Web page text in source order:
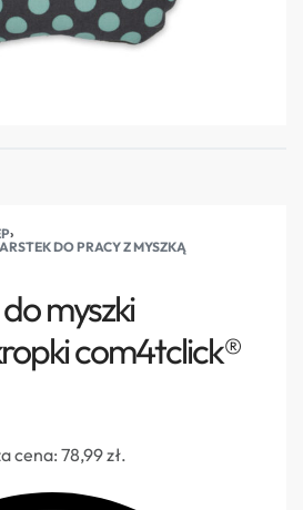
›
DO PRACY Z MYSZKĄ
myszki
com4tclick®
cena: 78,99zł.